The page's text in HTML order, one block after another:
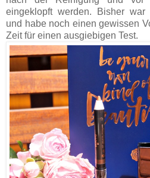
eingeklopft werden. Bisher war
und habe noch einen gewissen
Zeit für einen ausgiebigen Test.